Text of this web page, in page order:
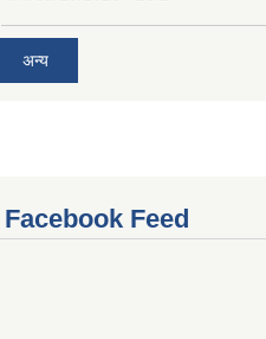
अन्य
Facebook Feed